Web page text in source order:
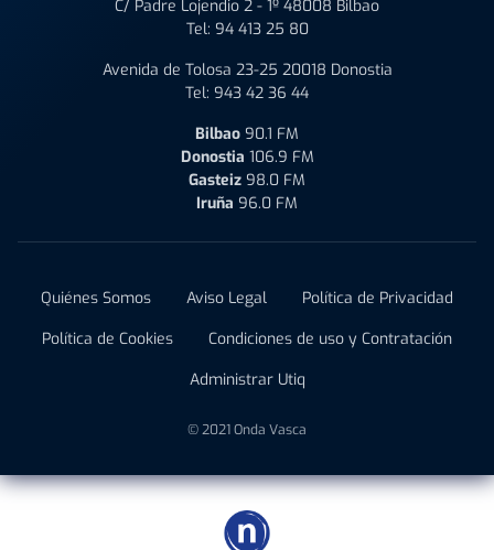
C/ Padre Lojendio 2 - 1º 48008 Bilbao
Tel: 94 413 25 80
Avenida de Tolosa 23-25 20018 Donostia
Tel: 943 42 36 44
Bilbao 90.1 FM
Donostia 106.9 FM
Gasteiz 98.0 FM
Iruña 96.0 FM
Quiénes Somos Aviso Legal
Política de Privacidad
Política de Cookies
Condiciones de uso y Contratación
Administrar Utiq
© 2021 Onda Vasca